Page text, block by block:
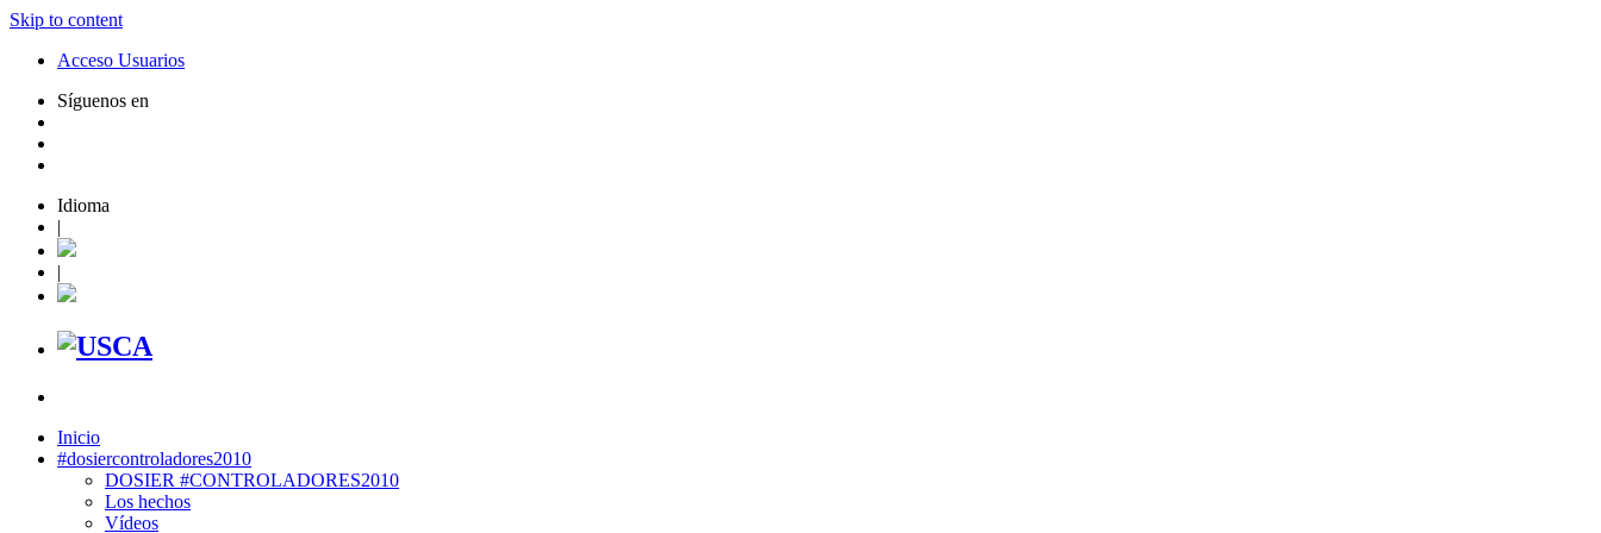
Skip to content
Acceso Usuarios
Síguenos en
Idioma
|
|
Inicio
#dosiercontroladores2010
DOSIER #CONTROLADORES2010
Los hechos
Vídeos